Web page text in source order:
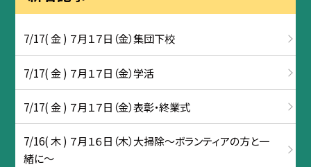
7/17( 金 ) ７月１７日（金）集団下校
7/17( 金 ) ７月１７日（金）学活
7/17( 金 ) ７月１７日（金）表彰・終業式
7/16( 木 ) ７月１６日（木）大掃除～ボランティアの方と一
緒に～